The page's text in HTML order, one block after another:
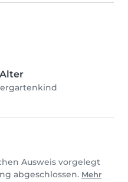
Ausweis vorgelegt
abgeschlossen. Mehr